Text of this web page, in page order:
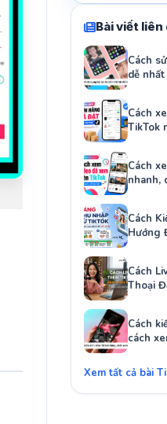
Bài viết liên
Cách
dễ
Cách
TikTok
Cách
nhanh,
Cách
Hướng
Cách
Thoại
Cách
cách
Xem tất cả bài